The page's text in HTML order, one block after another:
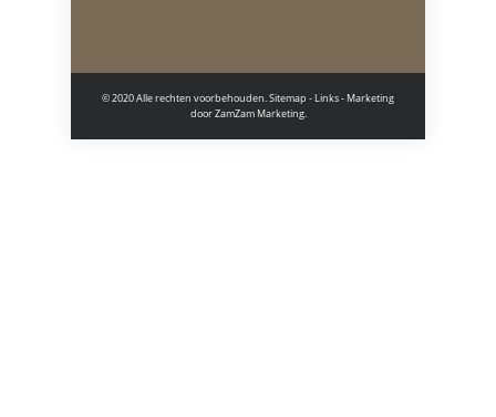
© 2020 Alle rechten voorbehouden.Sitemap - Links- Marketing
doorZamZam Marketing.